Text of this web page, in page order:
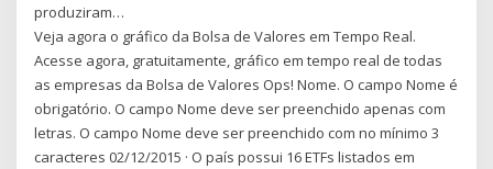
produziram…
Veja agora o gráfico da Bolsa de Valores em Tempo Real.
Acesse agora, gratuitamente, gráfico em tempo real de todas
as empresas da Bolsa de Valores Ops! Nome. O campo Nome é
obrigatório. O campo Nome deve ser preenchido apenas com
letras. O campo Nome deve ser preenchido com no mínimo 3
caracteres 02/12/2015 · O país possui 16 ETFs listados em